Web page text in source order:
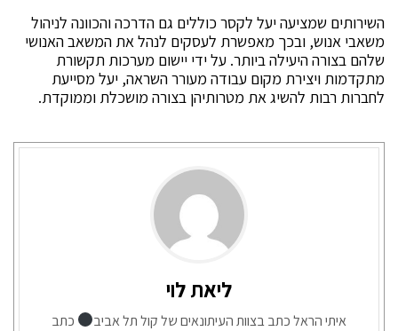
השירותים שמציעה יעל לקסר כוללים גם הדרכה והכוונה לניהול
משאבי אנוש, ובכך מאפשרת לעסקים לנהל את המשאב האנושי
שלהם בצורה היעילה ביותר. על ידי יישום מערכות תקשורת
מתקדמות ויצירת מקום עבודה מעורר השראה, יעל מסייעת
לחברות רבות להשיג את מטרותיהן בצורה מושכלת וממוקדת.
ליאת לוי
איתי הראל כתב בצוות העיתונאים של קול תל אביב
כתב